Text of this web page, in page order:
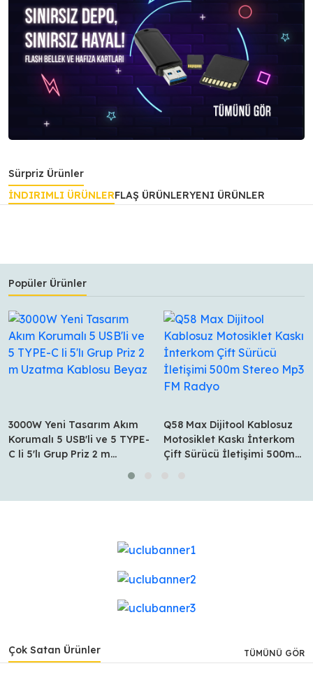
Sürpriz Ürünler
İNDIRIMLI ÜRÜNLERFLAŞ ÜRÜNLERYENI ÜRÜNLER
Popüler Ürünler
3000W Yeni Tasarım Akım
Korumalı 5 USB'li ve 5 TYPE-
C li 5'lı Grup Priz 2 m
Q58 Max Dijitool Kablosuz
Motosiklet Kaskı İnterkom
Çift Sürücü İletişimi 500m
Çok Satan Ürünler TÜMÜNÜ GÖR